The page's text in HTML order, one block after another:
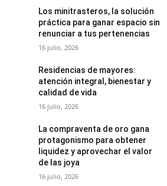
Los minitrasteros, la solución
práctica para ganar espacio sin
renunciar a tus pertenencias
16 julio, 2026
Residencias de mayores:
atención integral, bienestar y
calidad de vida
16 julio, 2026
La compraventa de oro gana
protagonismo para obtener
liquidez y aprovechar el valor
de las joya
16 julio, 2026